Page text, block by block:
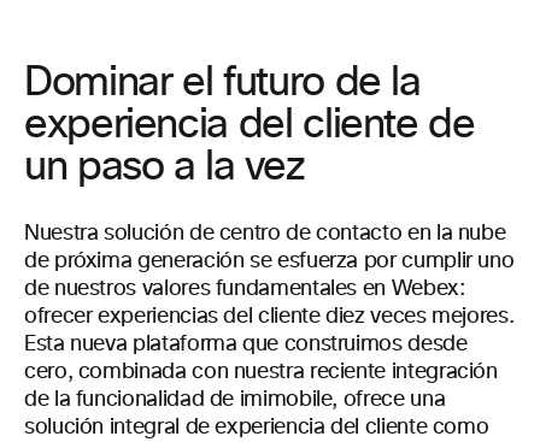
Dominar el futuro de la
experiencia del cliente de
un paso a la vez
Nuestra solución de centro de contacto en la nube
de próxima generación se esfuerza por cumplir uno
de nuestros valores fundamentales en Webex:
ofrecer experiencias del cliente diez veces mejores.
Esta nueva plataforma que construimos desde
cero, combinada con nuestra reciente integración
de la funcionalidad de imimobile, ofrece una
solución integral de experiencia del cliente como